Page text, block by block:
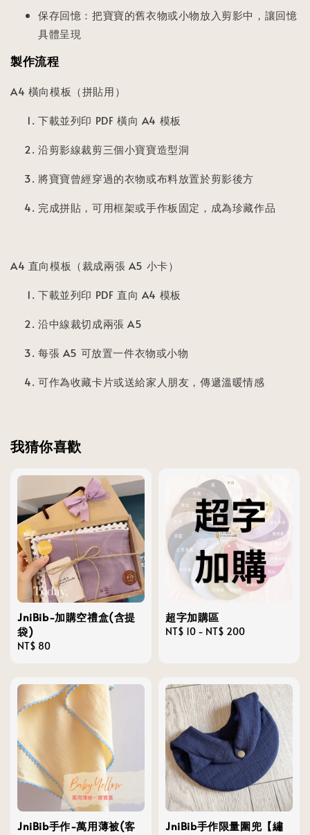
保存回憶：把寶寶的舊衣物或小物放入剪影中，讓回憶
具體呈現
製作流程
A4 橫向模板（拼貼用）
下載並列印 PDF 橫向 A4 模板
沿剪影線裁剪三個小寶寶造型洞
將寶寶曾經穿過的衣物或布料放置於剪影後方
完成拼貼，可用框架或手作板固定，成為珍藏作品
A4 直向模板（裁成兩張 A5 小卡）
下載並列印 PDF 直向 A4 模板
沿中線裁切成兩張 A5
每張 A5 可放置一件衣物或小物
可作為收藏卡片或送給家人朋友，傳遞溫暖情感
我猜你喜歡
JniBib-加購空禮盒(含提
袋)
Regular
NT$ 80
超字加購區
Regular
NT$ 10 - NT$ 200
JniBib手作-萬用薄被(客
JniBib手作限量圍兜【繡